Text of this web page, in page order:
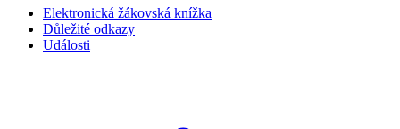
Elektronická žákovská knížka
Důležité odkazy
Události